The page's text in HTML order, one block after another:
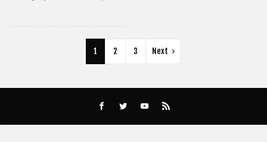
1 2 3 Next